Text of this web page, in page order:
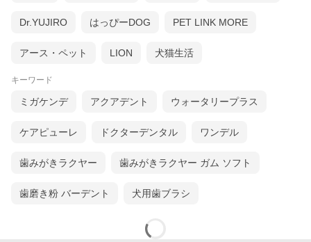
Dr.YUJIRO はっぴーDOG PET LINK MORE
アース・ペット LION 犬猫生活
キーワード
ミガケンデ アクアデント ウォータリープラス
ケアピューレ ドクターデンタル ワンデル
歯みがきラクヤー 歯みがきラクヤー ガム ソフト
歯磨き粉 バーデント 犬用歯ブラシ